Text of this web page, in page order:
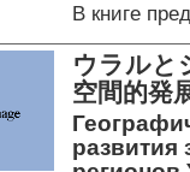
В книге
ウラルと
空間的発
развития